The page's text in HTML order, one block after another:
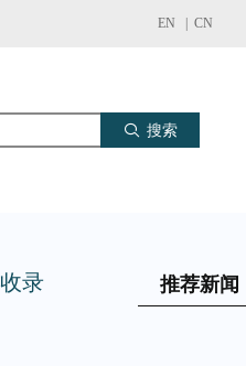
CN
EN |
搜索
录 推荐新闻